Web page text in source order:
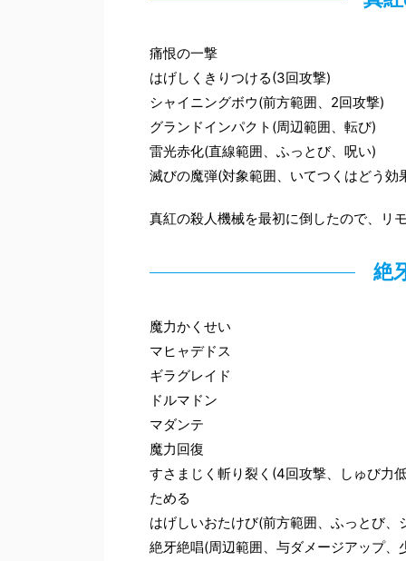
痛恨の一撃
はげしくきりつける(3回攻撃)
シャイニングボウ(前方範囲、2回攻撃)
グランドインパクト(周辺範囲、転び)
雷光赤化(直線範囲、ふっとび、呪い)
滅びの魔弾(対象範囲、いてつくはどう効
真紅の殺人機械を最初に倒したので、リ
絶
魔力かくせい
マヒャデドス
ギラグレイド
ドルマドン
マダンテ
魔力回復
すさまじく斬り裂く(4回攻撃、しゅび力
ためる
はげしいおたけび(前方範囲、ふっとび、
絶牙絶唱(周辺範囲、与ダメージアップ